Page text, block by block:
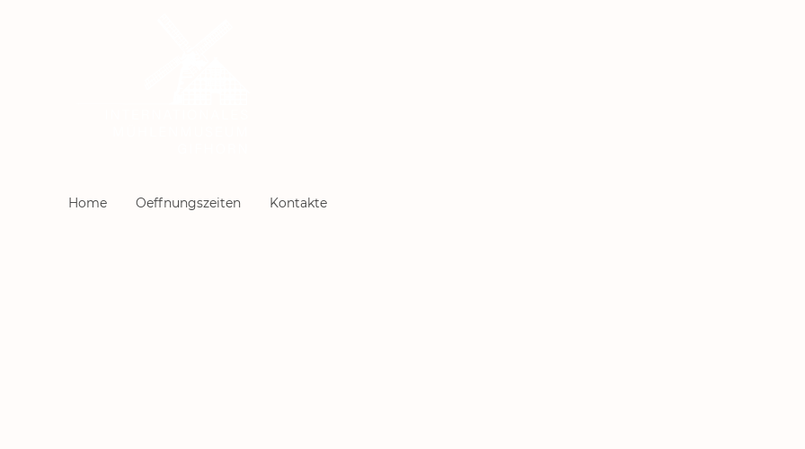
Home Oeffnungszeiten Kontakte